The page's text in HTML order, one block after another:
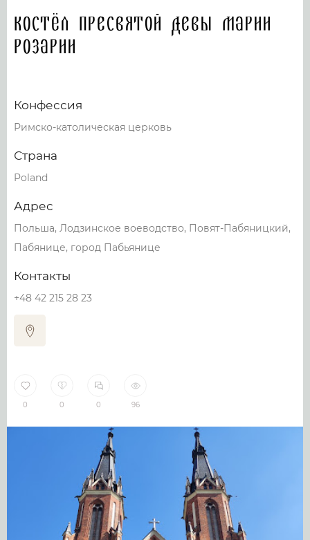
Костёл Пресвятой Девы Марии
Розарии
Конфессия
Римско-католическая церковь
Страна
Poland
Адрес
Польша, Лодзинское воеводство, Повят-Пабяницкий,
Пабянице, город Пабьянице
Контакты
+48 42 215 28 23
0 0 0 96